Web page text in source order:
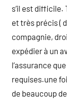
s’il est difficile.
et très précis (
compagnie,
expédier à un
l’assurance
requises.une
de beaucoup